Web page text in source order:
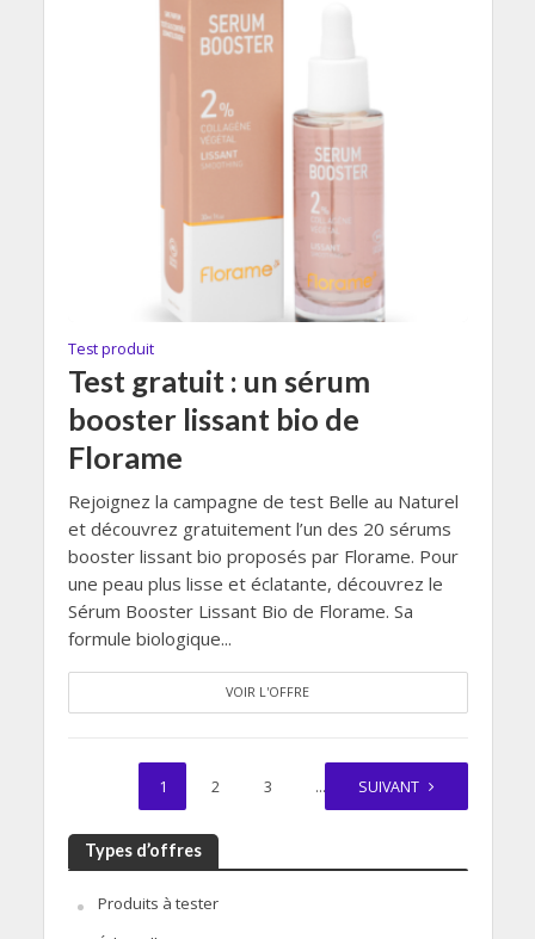
Test produit
Test gratuit : un sérum
booster lissant bio de
Florame
Rejoignez la campagne de test Belle au Naturel
et découvrez gratuitement l’un des 20 sérums
booster lissant bio proposés par Florame. Pour
une peau plus lisse et éclatante, découvrez le
Sérum Booster Lissant Bio de Florame. Sa
formule biologique...
VOIR L'OFFRE
1 2 3 … 157
SUIVANT
Types d’offres
Produits à tester